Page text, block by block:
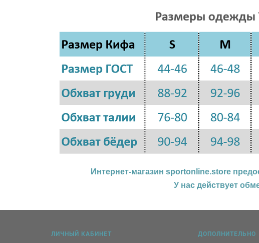
Интернет-магазин sportonline.store
У нас действует
ЛИЧНЫЙ КАБИНЕТ ДОПОЛНИТЕЛЬНО